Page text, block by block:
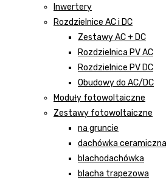
Inwertery
Rozdzielnice AC i DC
Zestawy AC + DC
Rozdzielnica PV AC
Rozdzielnice PV DC
Obudowy do AC/DC
Moduły fotowoltaiczne
Zestawy fotowoltaiczne
na gruncie
dachówka ceramiczna
blachodachówka
blacha trapezowa